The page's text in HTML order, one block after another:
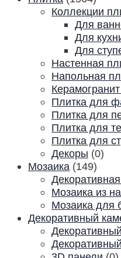
Коллекции
Для
Для
Для
Настенная
Напольная
Плитка для
Плитка для
Плитка для
Плитка для
Декоры (0)
Мозаика (149)
Мозаика из
Мозаика для
Декоративный